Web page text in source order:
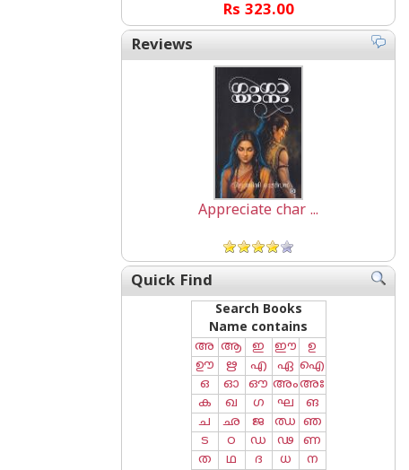
Rs 323.00
Reviews
Appreciate char ...
Quick Find
Search Books
Name contains
അ ആ ഇ ഈ
ഉ
ഊ
ഋ എ ഏ ഐ
ഒ
ഓ ഔ അംഅഃ
ക
ഖ ഗ ഘ
ങ
ച
ഛ ജ ഝ ഞ
ട
ഠ ഡ ഢ
ണ
ത
ഥ ദ ധ
ന